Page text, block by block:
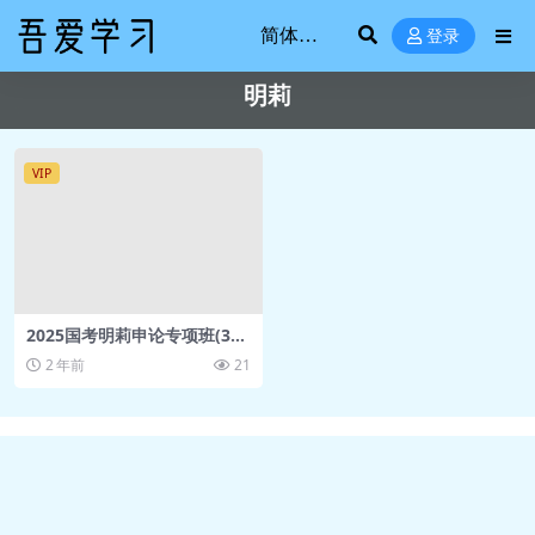
登录
明莉
VIP
2025国考明莉申论专项班(3
班) 2 年前 21